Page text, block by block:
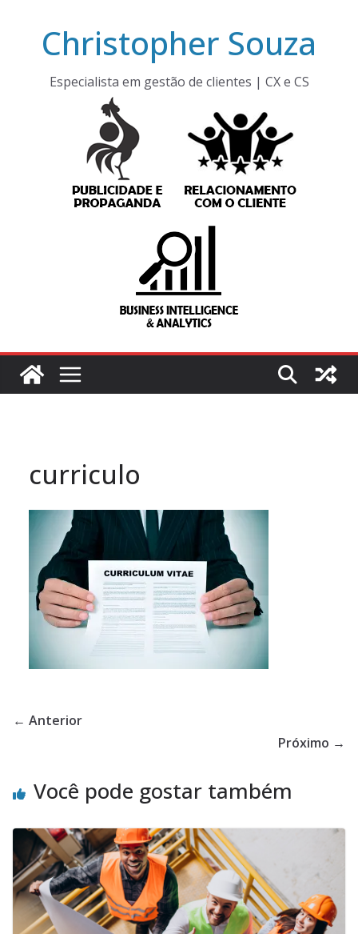
conteúdo
Christopher Souza
Especialista em gestão de clientes | CX e CS
curriculo
← Anterior
Próximo →
Você pode gostar também